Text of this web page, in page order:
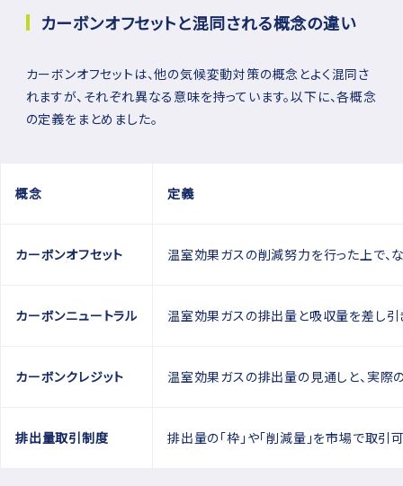
カーボンオフセットと混同される概念の違い
カーボンオフセットは、他の気候変動対策の概念とよく混同さ
れますが、それぞれ異なる意味を持っています。以下に、各概念
の定義をまとめました。
概念 定義
カーボンオフセット 温室効果ガスの削減努力を行った上で
カーボンニュートラル 温室効果ガスの排出量と吸収量を差し引
カーボンクレジット 温室効果ガスの排出量の見通しと、実際
排出量取引制度 排出量の「枠」や「削減量」を市場で取